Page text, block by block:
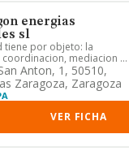
energias
sl
tiene por objeto: la
coordinacion, mediacion o
en: 1. la pr...
Anton, 1, 50510,
Zaragoza, Zaragoza
VER FICHA